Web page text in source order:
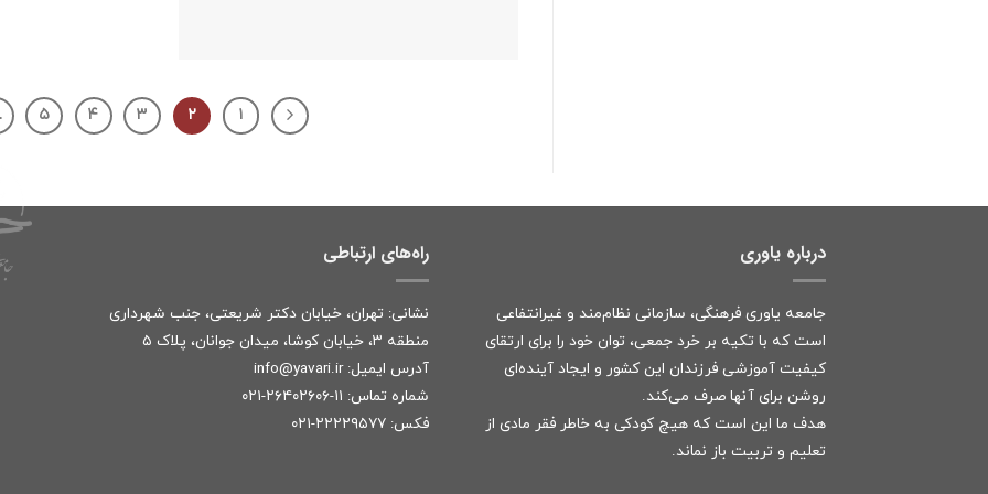
۱ ۲ ۳ ۴ ۵
درباره یاوری
جامعه یاوری فرهنگی، سازمانی نظام‌مند و غیرانتفاعی
است که با تکیه بر خرد جمعی، توان خود را برای ارتقای
کیفیت آموزشی فرزندان این کشور و ایجاد آینده‌ای
روشن برای آنها صرف می‌کند.
هدف ما این است که هیچ کودکی به خاطر فقر مادی از
تعلیم و تربیت باز نماند.
راه‌های ارتباطی
نشانی: تهران، خیابان دکتر شریعتی، جنب شهرداری
منطقه ۳، خیابان کوشا، میدان جوانان، پلاک ۵
آدرس ایمیل: info@yavari.ir
شماره تماس: ۱۱-۲۶۴۰۲۶۰۶-۰۲۱
فکس: ۲۲۲۲۹۵۷۷-۰۲۱